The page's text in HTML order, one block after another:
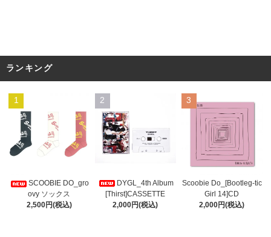
ランキング
1
SCOOBIE DO_gro
ovy ソックス
2,500円(税込)
2
DYGL_4th Album
[Thirst]CASSETTE
2,000円(税込)
3
Scoobie Do_[Bootleg-tic
Girl 14]CD
2,000円(税込)